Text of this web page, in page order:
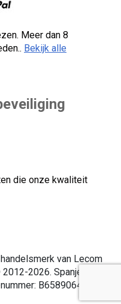
Meer dan 8
Bekijk alle
die onze kwaliteit
van Lecom
2026. Spanje. Alle
B65890642.